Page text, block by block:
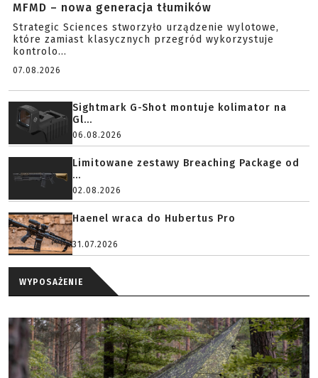
MFMD – nowa generacja tłumików
Strategic Sciences stworzyło urządzenie wylotowe,
które zamiast klasycznych przegród wykorzystuje
kontrolo...
07.08.2026
Sightmark G-Shot montuje kolimator na
Gl...
06.08.2026
Limitowane zestawy Breaching Package od
...
02.08.2026
Haenel wraca do Hubertus Pro
31.07.2026
WYPOSAŻENIE